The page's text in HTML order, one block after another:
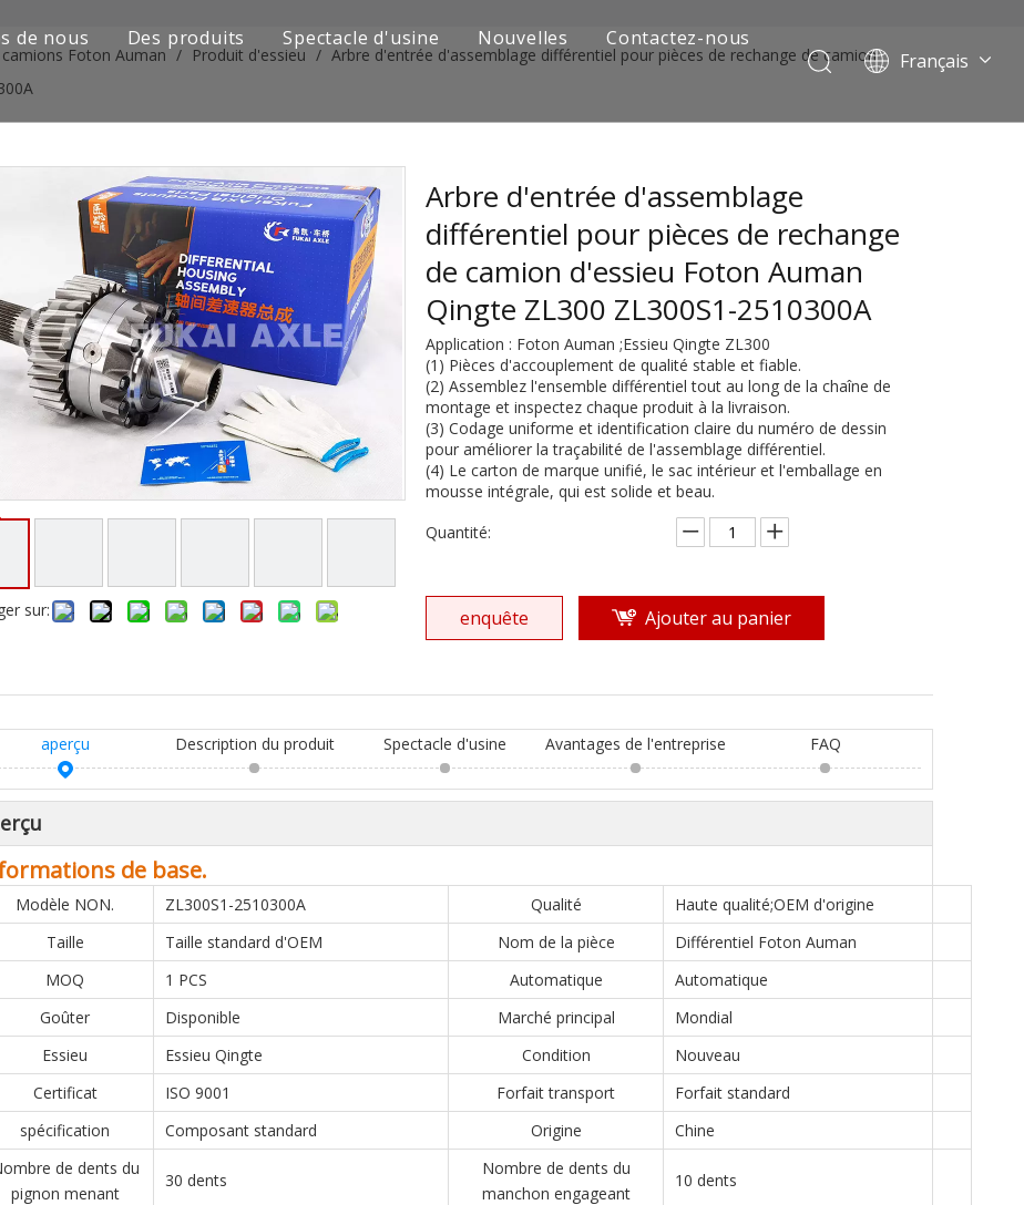
de nous Des produits
Série de camions SAIC-lveco Hongyan
Série de camions Foton Auman
Série de camions FAW Jiefang
Série de camions Dongfeng
Série de camions européens et japonais
Pièces de rechange de machines d'ingénierie de camion minier
D'autres séries de camions
Spectacle d'usine Nouvelles
Contactez-nous
Français
Pусский
camions Foton Auman / Produit d'essieu / Arbre d'entrée d'assemblage différentiel pour pièces de rechange de camion
sur:
Arbre d'entrée d'assemblage
différentiel pour pièces de rechange
de camion d'essieu Foton Auman
Qingte ZL300 ZL300S1-2510300A
Application : Foton Auman ;Essieu Qingte ZL300
(1) Pièces d'accouplement de qualité stable et fiable.
(2) Assemblez l'ensemble différentiel tout au long de la chaîne de
montage et inspectez chaque produit à la livraison.
(3) Codage uniforme et identification claire du numéro de dessin
pour améliorer la traçabilité de l'assemblage différentiel.
(4) Le carton de marque unifié, le sac intérieur et l'emballage en
mousse intégrale, qui est solide et beau.
Quantité:
enquête Ajouter au panier
aperçu Description du produit Spectacle d'usine Avantages de l'entreprise FAQ
de base.
Modèle NON. ZL300S1-2510300A Qualité
Haute qualité;OEM d'origine
Taille
Taille standard d'OEM Nom de la pièce
Différentiel Foton Auman
MOQ
1 PCS Automatique
Automatique
Goûter
Disponible Marché principal
Mondial
Essieu
Essieu Qingte Condition
Nouveau
Certificat
ISO 9001 Forfait transport
Forfait standard
spécification
Composant standard Origine
Chine
de dents du
pignon menant
30 dents
Nombre de dents du
manchon engageant
10 dents